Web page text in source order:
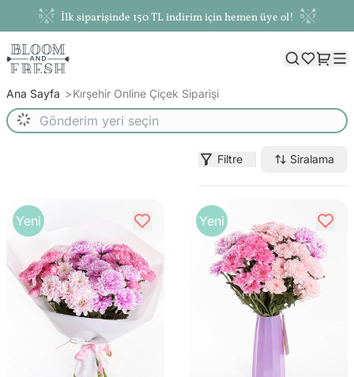
İlk siparişinde 150 TL indirim için hemen üye ol!
Ana Sayfa Kırşehi̇r Online Çiçek Siparişi
Filtre Siralama
Yeni Yeni